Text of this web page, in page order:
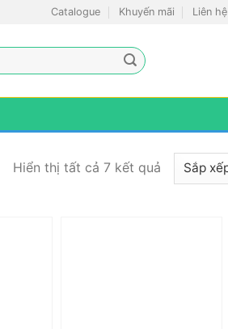
Catalogue Khuyến mãi Liên hệ
Hiển thị tất cả 7 kết quảĐã
sắp